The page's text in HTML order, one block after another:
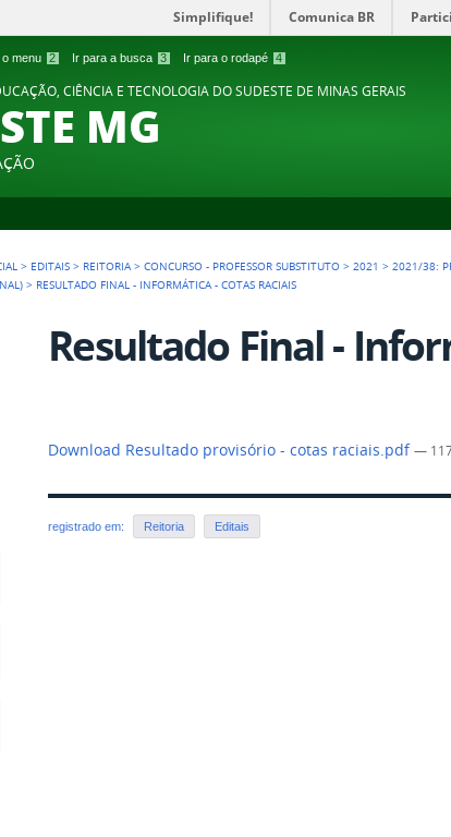
menu 2 Ir para a busca 3 Ir para o rodapé 4
Simplifique! Comunica BR
CIÊNCIA E TECNOLOGIA DO SUDESTE DE MINAS GERAIS
MG
> EDITAIS > REITORIA >CONCURSO - PROFESSOR SUBSTITUTO >2021 >2021/38:
> RESULTADO FINAL - INFORMÁTICA - COTAS RACIAIS
Resultado Final -
Download Resultado provisório - cotas raciais.pdf—
registrado em: Reitoria Editais